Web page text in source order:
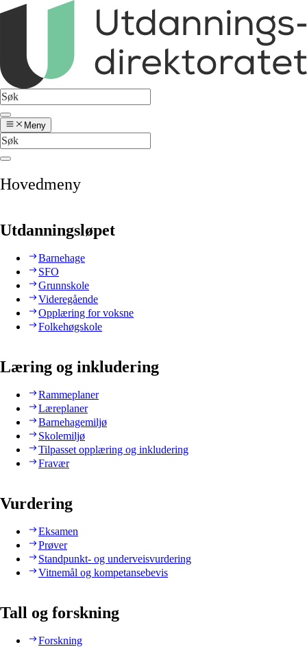
Meny
Hovedmeny
Utdanningsløpet
Barnehage
SFO
Grunnskole
Videregående
Opplæring for voksne
Folkehøgskole
Læring og inkludering
Rammeplaner
Læreplaner
Barnehagemiljø
Skolemiljø
Tilpasset opplæring og inkludering
Fravær
Vurdering
Eksamen
Prøver
Standpunkt- og underveisvurdering
Vitnemål og kompetansebevis
Tall og forskning
Forskning